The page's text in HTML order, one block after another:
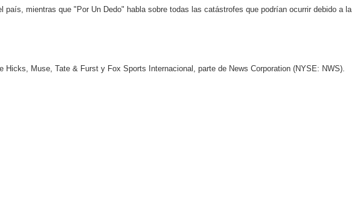
mientras que "Por Un Dedo" habla sobre todas las catástrofes que podrían ocurrir debido a la
Muse, Tate & Furst y Fox Sports Internacional, parte de News Corporation (NYSE: NWS).